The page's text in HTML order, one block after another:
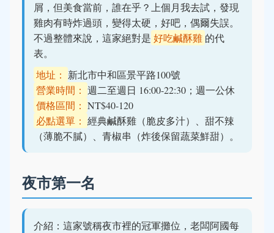
屑，但美食當前，誰在乎？上個月我去試，發現
雞肉有時炸過頭，變得太硬，好吧，偶爾失誤。
不過整體來說，這家絕對是 好吃鹹酥雞 的代
表。
地址： 新北市中和區景平路100號
營業時間： 週二至週日 16:00-22:30；週一公休
價格區間： NT$40-120
必點選單： 經典鹹酥雞（脆皮多汁）、甜不辣
（薄脆不膩）、青椒串（炸後保留蔬菜鮮甜）。
夜市第一名
介紹：這家號稱夜市裡的冠軍攤位，老闆阿國每